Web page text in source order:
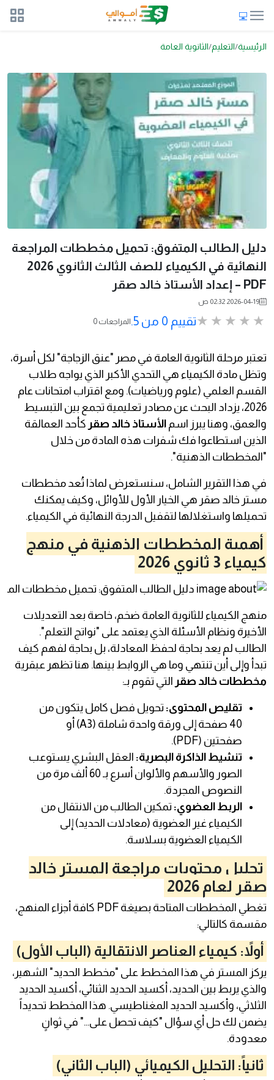
الرئيسية التعليم الثانوية العامة
دليل الطالب المتفوق: تحميل مخططات المراجعة
النهائية في الكيمياء للصف الثالث الثانوي 2026
PDF – إعداد الأستاذ خالد صقر
2026-04-19 02:32 ص
تقييم 0 من 5. 0 المراجعات
تعتبر مرحلة الثانوية العامة في مصر "عنق الزجاجة" لكل أسرة،
وتظل مادة الكيمياء هي التحدي الأكبر الذي يواجه طلاب
القسم العلمي (علوم ورياضيات). ومع اقتراب امتحانات عام
2026، يزداد البحث عن مصادر تعليمية تجمع بين التبسيط
والعمق، وهنا يبرز اسم الأستاذ خالد صقر كأحد العمالقة
الذين استطاعوا فك شفرات هذه المادة من خلال
"المخططات الذهنية".
في هذا التقرير الشامل، سنستعرض لماذا تُعد مخططات
مستر خالد صقر هي الخيار الأول للأوائل، وكيف يمكنك
تحميلها واستغلالها لتقفيل الدرجة النهائية في الكيمياء.
أهمية المخططات الذهنية في منهج
كيمياء 3 ثانوي 2026
منهج الكيمياء للثانوية العامة ضخم، خاصة بعد التعديلات
الأخيرة ونظام الأسئلة الذي يعتمد على "نواتج التعلم".
الطالب لم يعد بحاجة لحفظ المعادلة، بل بحاجة لفهم كيف
تبدأ وإلى أين تنتهي وما هي الروابط بينها. هنا تظهر عبقرية
مخططات خالد صقر التي تقوم بـ:
تقليص المحتوى: تحويل فصل كامل يتكون من
40 صفحة إلى ورقة واحدة شاملة (A3) أو
صفحتين (PDF).
تنشيط الذاكرة البصرية: العقل البشري يستوعب
الصور والأسهم والألوان أسرع بـ 60 ألف مرة من
النصوص المجردة.
الربط العضوي: تمكين الطالب من الانتقال من
الكيمياء غير العضوية (معادلات الحديد) إلى
الكيمياء العضوية بسلاسة.
تحليل محتويات مراجعة المستر خالد
صقر لعام 2026
تغطي المخططات المتاحة بصيغة PDF كافة أجزاء المنهج،
مقسمة كالتالي:
أولاً: كيمياء العناصر الانتقالية (الباب الأول)
يركز المستر في هذا المخطط على "مخطط الحديد" الشهير،
والذي يربط بين الحديد، أكسيد الحديد الثنائي، أكسيد الحديد
الثلاثي، وأكسيد الحديد المغناطيسي. هذا المخطط تحديداً
يضمن لك حل أي سؤال "كيف تحصل على..." في ثوانٍ
معدودة.
ثانياً: التحليل الكيميائي (الباب الثاني)